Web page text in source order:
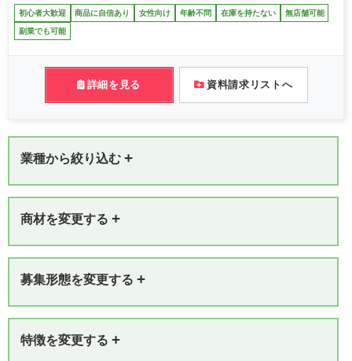
初心者大歓迎 商品に自信あり 女性向け 年齢不問 在庫を持たない 無店舗可能
副業でも可能
詳細を見る 資料請求リストへ
業種から絞り込む +
商材を変更する +
募集形態を変更する +
特徴を変更する +